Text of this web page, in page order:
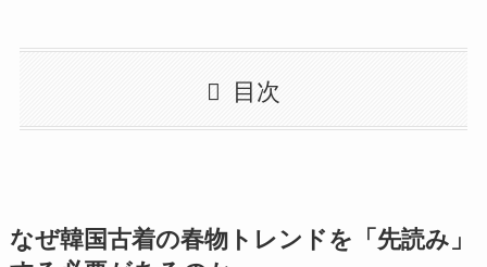
目次
なぜ韓国古着の春物トレンドを「先読み」